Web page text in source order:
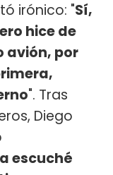
irónico: "Sí,
hice de
avión, por
". Tras
Diego
escuché